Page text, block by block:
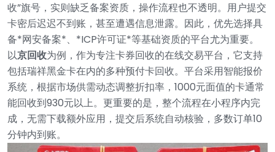
收”旗号，实则缺乏备案资质，操作流程也不透明。用户提交
卡密后迟迟不到账，甚至遭遇信息泄露。因此，优先选择具
备*网安备案*、*ICP许可证*等基础资质的平台尤为重要。
以京回收为例，作为专注卡券回收的在线交易平台，它支持
包括瑞祥黑金卡在内的多种预付卡回收。平台采用智能报价
系统，根据市场供需动态调整折扣率，1000元面值的卡通常
能回收到930元以上。更重要的是，整个流程在小程序内完
成，无需下载额外应用，提交后系统自动核验，多数订单10
分钟内到账。